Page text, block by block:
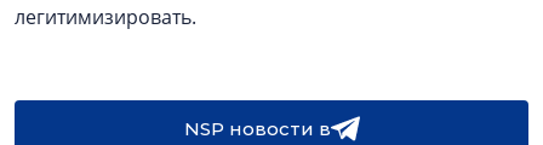
легитимизировать.
NSP новости в